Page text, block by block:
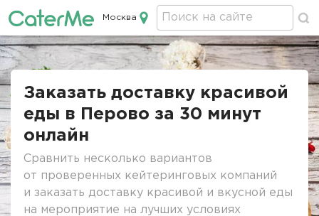
Кейтеринг в Москве
Москва
Строка
Заказать доставку красивой
еды в Перово за 30 минут
онлайн
Сравнить несколько вариантов
от проверенных кейтеринговых компаний
и заказать доставку красивой и вкусной еды
на мероприятие на лучших условиях